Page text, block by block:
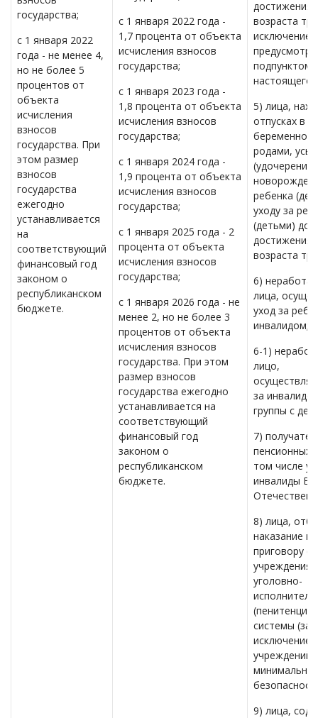
государства;
с 1 января 2022
года - не менее 4,
но не более 5
процентов от
объекта
исчисления
взносов
государства. При
этом размер
взносов
государства
ежегодно
устанавливается
на
соответствующий
финансовый год
законом о
республиканском
бюджете.
с 1 января 2022 года -
1,7 процента от объекта
исчисления взносов
государства;
с 1 января 2023 года -
1,8 процента от объекта
исчисления взносов
государства;
с 1 января 2024 года -
1,9 процента от объекта
исчисления взносов
государства;
с 1 января 2025 года - 2
процента от объекта
исчисления взносов
государства;
с 1 января 2026 года - не
менее 2, но не более 3
процентов от объекта
исчисления взносов
государства. При этом
размер взносов
государства ежегодно
устанавливается на
соответствующий
финансовый год
законом о
республиканском
бюджете.
достижения
возраста
подпунктом
настоящего
5) лица,
отпусках в
родами,
ребенка
уходу за
(детьми) до
достижения
возраста
6)
лица,
уход за
инвалидом;
6-1)
лицо,
за
группы с
7)
пенсионных
том числе
инвалиды
8) лица,
наказание по
приговору
учреждениях
уголовно-
системы (за
исключением
учреждений
9) лица,